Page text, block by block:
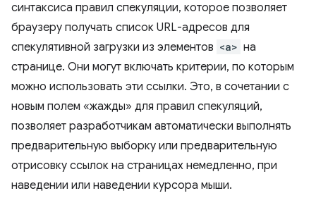
синтаксиса правил спекуляции, которое позволяет
браузеру получать список URL-адресов для
спекулятивной загрузки из элементов <a> на
странице. Они могут включать критерии, по которым
можно использовать эти ссылки. Это, в сочетании с
новым полем «жажды» для правил спекуляций,
позволяет разработчикам автоматически выполнять
предварительную выборку или предварительную
отрисовку ссылок на страницах немедленно, при
наведении или наведении курсора мыши.